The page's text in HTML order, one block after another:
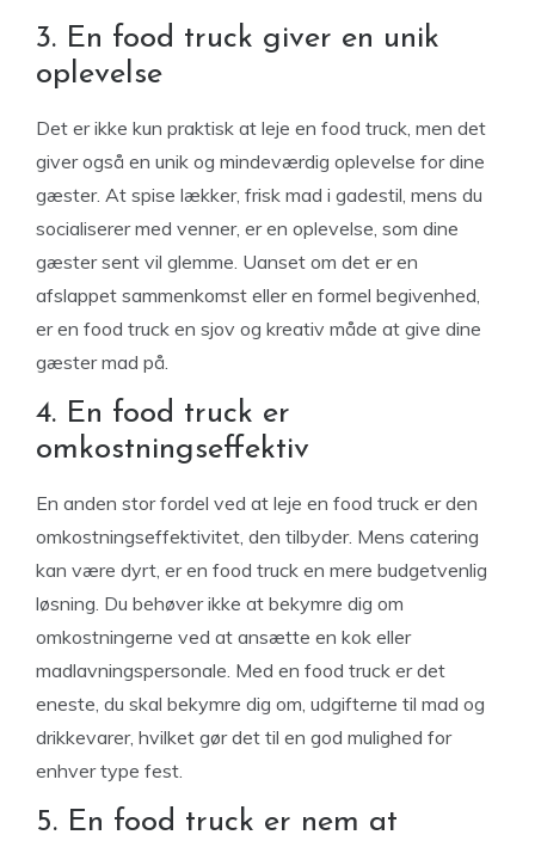
3. En food truck giver en unik
oplevelse
Det er ikke kun praktisk at leje en food truck, men det
giver også en unik og mindeværdig oplevelse for dine
gæster. At spise lækker, frisk mad i gadestil, mens du
socialiserer med venner, er en oplevelse, som dine
gæster sent vil glemme. Uanset om det er en
afslappet sammenkomst eller en formel begivenhed,
er en food truck en sjov og kreativ måde at give dine
gæster mad på.
4. En food truck er
omkostningseffektiv
En anden stor fordel ved at leje en food truck er den
omkostningseffektivitet, den tilbyder. Mens catering
kan være dyrt, er en food truck en mere budgetvenlig
løsning. Du behøver ikke at bekymre dig om
omkostningerne ved at ansætte en kok eller
madlavningspersonale. Med en food truck er det
eneste, du skal bekymre dig om, udgifterne til mad og
drikkevarer, hvilket gør det til en god mulighed for
enhver type fest.
5. En food truck er nem at